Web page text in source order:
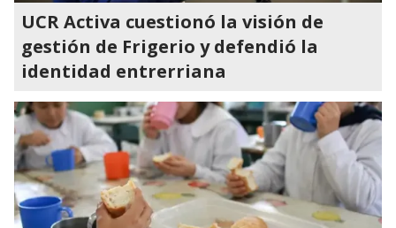
UCR Activa cuestionó la visión de
gestión de Frigerio y defendió la
identidad entrerriana